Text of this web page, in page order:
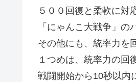
５００回復と柔軟に対
「にゃんこ大戦争」の
その他にも、統率力を
１つめは、統率力の回
戦闘開始から10秒以内